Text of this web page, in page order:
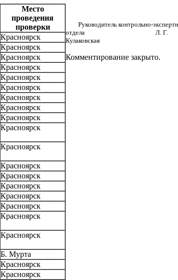
Место
проведения
проверки
Красноярск
Красноярск
Красноярск
Красноярск
Красноярск
Красноярск
Красноярск
Красноярск
Красноярск
Красноярск
Красноярск
Красноярск
Красноярск
Красноярск
Красноярск
Красноярск
Красноярск
Красноярск
Б. Мурта
Красноярск
Красноярск
Руководитель контрольно-
отдела Л. Г.
Кулаковская
Комментирование закрыто.